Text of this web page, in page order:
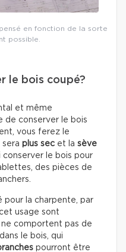
en fonction de la sorte
possible.
le bois coupé?
et même
de conserver le bois
vous ferez le
sera plus sec et la sève
conserver le bois pour
des pièces de
pour la charpente, par
usage sont
ne comportent pas de
le bois, qui
pourront être